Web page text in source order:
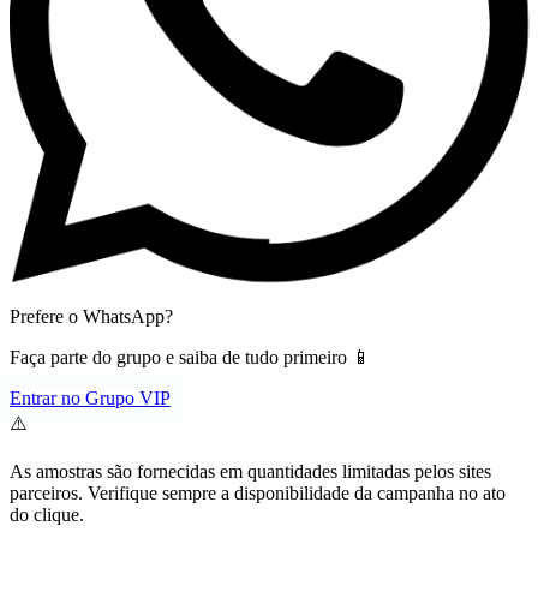
Prefere o WhatsApp?
Faça parte do grupo e saiba de tudo primeiro 📱
Entrar no Grupo VIP
⚠️
As amostras são fornecidas em quantidades limitadas pelos sites
parceiros. Verifique sempre a disponibilidade da campanha no ato
do clique.